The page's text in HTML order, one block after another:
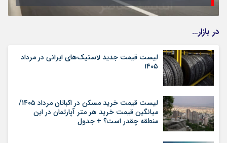
در بازار…
لیست قیمت جدید لاستیک‌های ایرانی در مرداد
۱۴۰۵
لیست قیمت خرید مسکن در اکباتان مرداد ۱۴۰۵/
میانگین قیمت خرید هر متر آپارتمان در این
منطقه چقدر است؟ + جدول